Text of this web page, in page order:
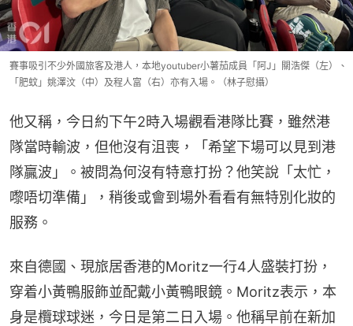
賽事吸引不少外國旅客及港人，本地youtuber小薯茄成員「阿J」關浩傑（左）、
「肥蚊」姚澤汶（中）及程人富（右）亦有入場。（林子慰攝）
他又稱，今日約下午2時入場觀看港隊比賽，雖然港
隊當時輸波，但他沒有沮喪，「希望下場可以見到港
隊贏波」。被問為何沒有特意打扮？他笑說「太忙，
嚟唔切準備」，稍後或會到場外看看有無特別化妝的
服務。
來自德國、現旅居香港的Moritz一行4人盛裝打扮，
穿着小黃鴨服飾並配戴小黃鴨眼鏡。Moritz表示，本
身是欖球球迷，今日是第二日入場。他稱早前在新加